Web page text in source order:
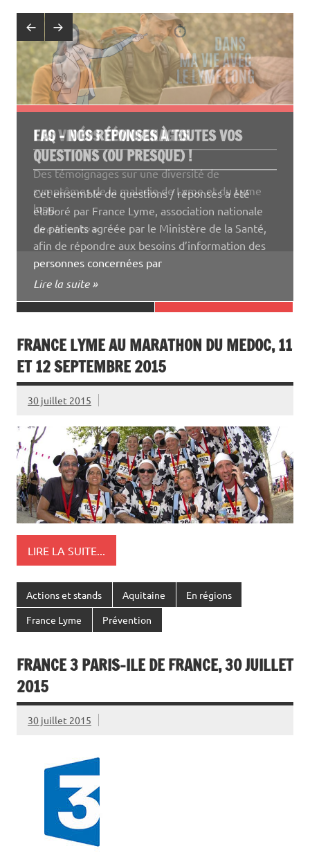
FAQ – NOS RÉPONSES À TOUTES VOS
QUESTIONS (OU PRESQUE) !
Cet ensemble de questions / réponses a été
élaboré par France Lyme, association nationale
de patients agréée par le Ministère de la Santé,
afin de répondre aux besoins d’information des
personnes concernées par
LES VIDÉOS TÉMOIGNAGES
Des témoignages sur une diversité de
symptômes de la maladie de Lyme et du Lyme
long.
Lire la suite »
FRANCE LYME AU MARATHON DU MEDOC, 11
ET 12 SEPTEMBRE 2015
30 juillet 2015
LIRE LA SUITE...
Actions et stands Aquitaine En régions
France Lyme Prévention
FRANCE 3 PARIS-ILE DE FRANCE, 30 JUILLET
2015
30 juillet 2015